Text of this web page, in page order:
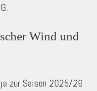
Wind und
zur Saison 2025/26